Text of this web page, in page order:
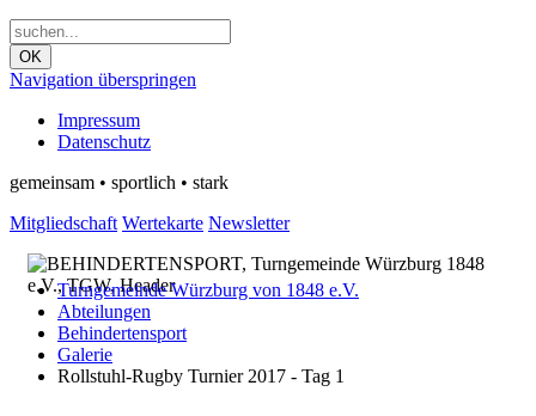
OK
Navigation überspringen
Impressum
Datenschutz
gemeinsam • sportlich • stark
Mitgliedschaft Wertekarte Newsletter
Turngemeinde Würzburg von 1848 e.V.
Abteilungen
Behindertensport
Galerie
Rollstuhl-Rugby Turnier 2017 - Tag 1